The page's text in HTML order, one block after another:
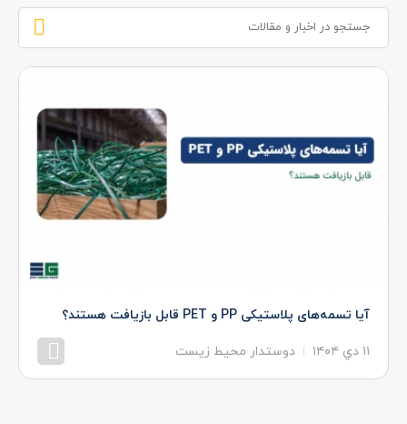
آیا تسمه‌های پلاستیکی PP و PET قابل بازیافت هستند؟
۱۱ دي ۱۴۰۴ دوستدار محیط زیست